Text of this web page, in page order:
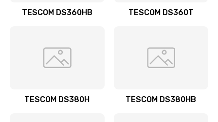
TESCOM DS360HB TESCOM DS360T
TESCOM DS380H TESCOM DS380HB